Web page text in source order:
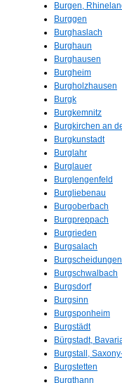
Burgen,
Burggen
Burghaslach
Burghaun
Burghausen
Burgheim
Burgholzhausen
Burgk
Burgkemnitz
Burgkirchen an
Burgkunstadt
Burglahr
Burglauer
Burglengenfeld
Burgliebenau
Burgoberbach
Burgpreppach
Burgrieden
Burgsalach
Burgscheidungen
Burgschwalbach
Burgsdorf
Burgsinn
Burgsponheim
Burgstädt
Bürgstadt,
Burgstall,
Burgstetten
Burgthann